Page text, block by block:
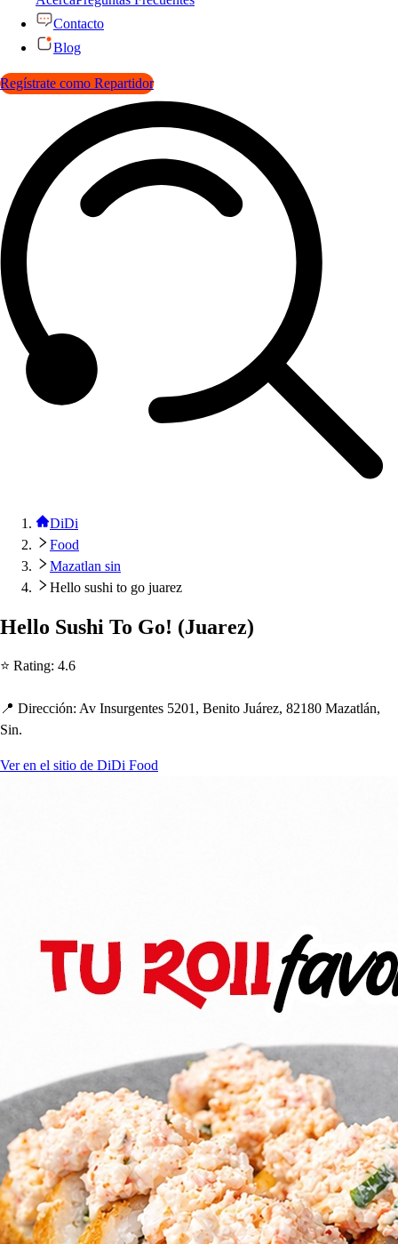
Contacto
Blog
Regístrate como Repartidor
DiDi
Food
Mazatlan sin
Hello sushi to go juarez
Hello Sushi To Go! (Juarez)
⭐ Rating: 4.6
📍 Dirección: Av Insurgentes 5201, Benito Juárez, 82180 Mazatlán,
Sin.
Ver en el sitio de DiDi Food